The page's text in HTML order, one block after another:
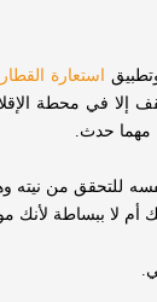
استعارة القطار
إلا في محطة
مهما حدث.
للتحقق من نيته
أم لا ببساطة لأنك